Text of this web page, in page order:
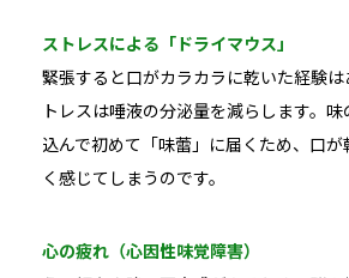
ストレスによる「ドライマウス」
緊張すると口がカラカラに乾いた経験
トレスは唾液の分泌量を減らします。
込んで初めて「味蕾」に届くため、口
く感じてしまうのです。
心の疲れ（心因性味覚障害）